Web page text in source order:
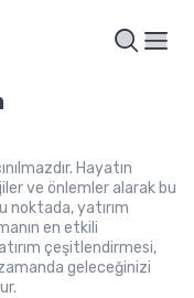
Hayatın
ve önlemler alarak bu
noktada, yatırım
en etkili
çeşitlendirmesi,
geleceğinizi